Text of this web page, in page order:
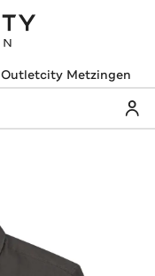
Outletcity Metzingen